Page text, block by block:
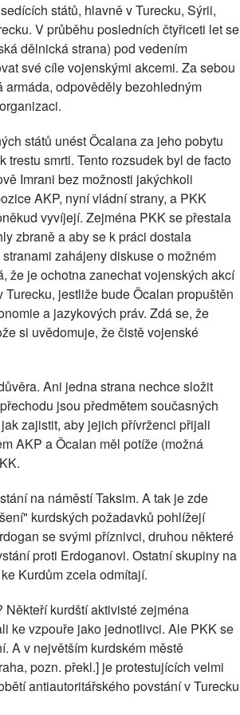
států, hlavně v Turecku, Sýrii,
V průběhu posledních čtyřiceti let se
dělnická strana) pod vedením
své cíle vojenskými akcemi. Za sebou
odpověděly bezohledným
států unést Öcalana za jeho pobytu
smrti. Tento rozsudek byl de facto
Imrani bez možnosti jakýchkoli
AKP, nyní vládní strany, a PKK
vyvíjejí. Zejména PKK se přestala
zbraně a aby se k práci dostala
zahájeny diskuse o možném
že je ochotna zanechat vojenských akcí
jestliže bude Öcalan propuštěn
a jazykových práv. Zdá se, že
si uvědomuje, že čistě vojenské
Ani jedna strana nechce složit
jsou předmětem současných
zajistit, aby jejich přívrženci přijali
AKP a Öcalan měl potíže (možná
na náměstí Taksim. A tak je zde
kurdských požadavků pohlížejí
se svými příznivci, druhou některé
proti Erdoganovi. Ostatní skupiny na
Kurdům zcela odmítají.
kurdští aktivisté zejména
ke vzpouře jako jednotlivci. Ale PKK se
A v největším kurdském městě
pozn. překl.] je protestujících velmi
antiautoritářského povstání v Turecku